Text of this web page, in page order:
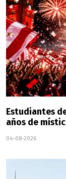
Estudiantes
años de
04-08-2026